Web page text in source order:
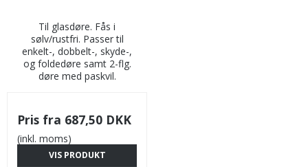
Til glasdøre. Fås i
sølv/rustfri. Passer til
enkelt-, dobbelt-, skyde-,
og foldedøre samt 2-flg.
døre med paskvil.
Pris fra 687,50 DKK
(inkl. moms)
VIS PRODUKT